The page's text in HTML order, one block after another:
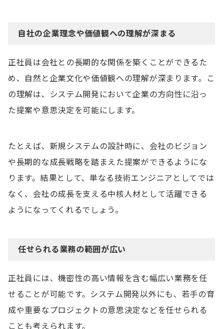
自社の企業理念や価値観への理解が深まる
正社員は会社との長期的な関係を築くことができるた
め、自然と企業文化や価値観への理解が深まります。こ
の理解は、システム開発において企業の方向性に沿っ
た提案や意思決定を可能にします。
たとえば、新規システムの設計時に、会社のビジョン
や長期的な成長戦略を踏まえた提案ができるようにな
ります。結果として、単なる技術エンジニアとしてでは
なく、会社の成長を支える中核人材として活躍できる
ようになってくれるでしょう。
任せられる業務の範囲が広い
正社員には、機密性の高い情報を含む幅広い業務を任
せることが可能です。システム開発以外にも、若手の育
成や重要なプロジェクトの意思決定などを任せられる
ことも考えられます。